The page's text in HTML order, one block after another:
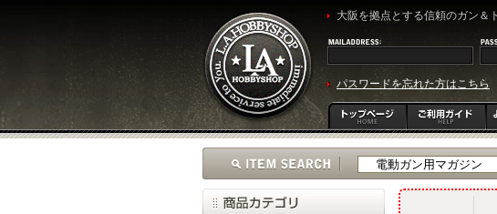
大阪を拠点とする信頼のガン＆
パスワードを忘れた方はこちら